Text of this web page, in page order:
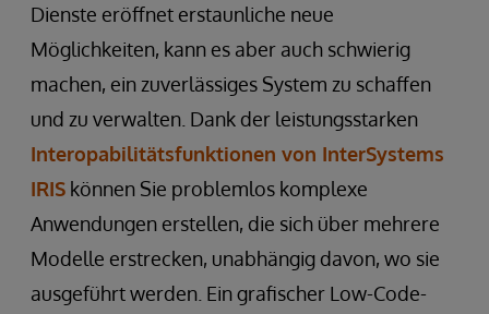
Dienste eröffnet erstaunliche neue
Möglichkeiten, kann es aber auch schwierig
machen, ein zuverlässiges System zu schaffen
und zu verwalten. Dank der leistungsstarken
Interopabilitätsfunktionen von InterSystems
IRIS können Sie problemlos komplexe
Anwendungen erstellen, die sich über mehrere
Modelle erstrecken, unabhängig davon, wo sie
ausgeführt werden. Ein grafischer Low-Code-